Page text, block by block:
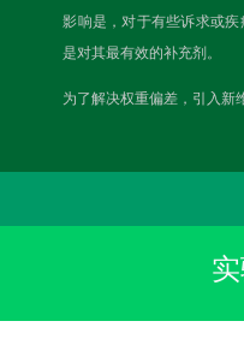
影响是，对于有些诉求或
是对其最有效的补充剂。
为了解决权重偏差，引入